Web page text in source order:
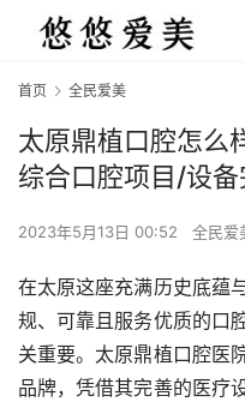
首页 全民爱美
太原鼎植口腔怎么
综合口腔项目/设
2023年5月13日 00:52 全民爱
在太原这座充满历史底蕴
规、可靠且服务优质的口
关重要。太原鼎植口腔医
品牌，凭借其完善的医疗